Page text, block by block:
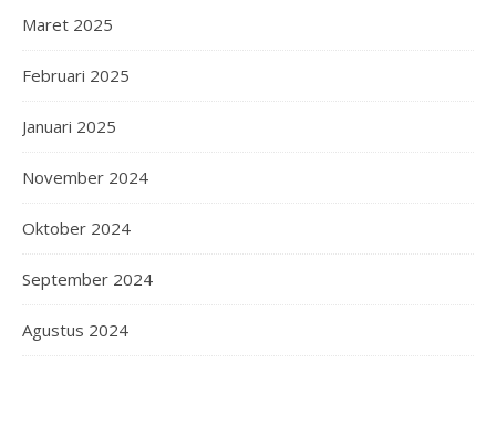
Maret 2025
Februari 2025
Januari 2025
November 2024
Oktober 2024
September 2024
Agustus 2024